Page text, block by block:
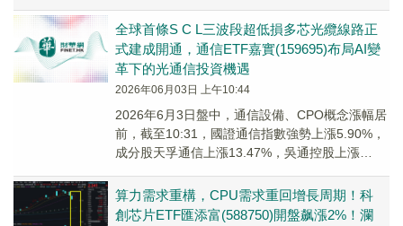
全球首條S C L三波段超低損多芯光纜線路正
式建成開通，通信ETF嘉實(159695)布局AI變
革下的光通信投資機遇
2026年06月03日 上午10:44
2026年6月3日盤中，通信設備、CPO概念漲幅居
前，截至10:31，國證通信指數強勢上漲5.90%，
成分股天孚通信上漲13.47%，吳通控股上漲
算力需求重構，CPU需求重回增長周期！科
創芯片ETF匯添富(588750)開盤飙漲2%！瀾